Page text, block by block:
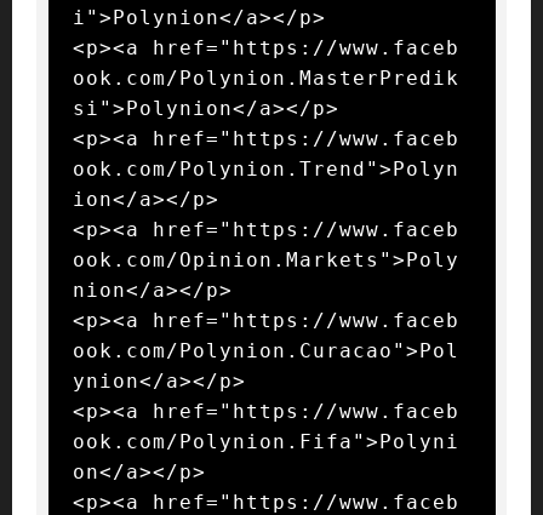
i">Polynion</a></p>
<p><a href="https://www.faceb
ook.com/Polynion.MasterPredik
si">Polynion</a></p>
<p><a href="https://www.faceb
ook.com/Polynion.Trend">Polyn
ion</a></p>
<p><a href="https://www.faceb
ook.com/Opinion.Markets">Poly
nion</a></p>
<p><a href="https://www.faceb
ook.com/Polynion.Curacao">Pol
ynion</a></p>
<p><a href="https://www.faceb
ook.com/Polynion.Fifa">Polyni
on</a></p>
<p><a href="https://www.faceb